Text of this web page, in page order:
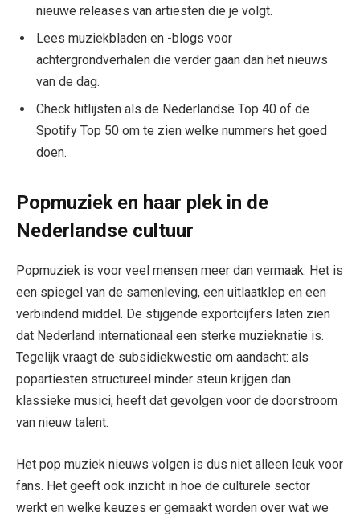
nieuwe releases van artiesten die je volgt.
Lees muziekbladen en -blogs voor
achtergrondverhalen die verder gaan dan het nieuws
van de dag.
Check hitlijsten als de Nederlandse Top 40 of de
Spotify Top 50 om te zien welke nummers het goed
doen.
Popmuziek en haar plek in de
Nederlandse cultuur
Popmuziek is voor veel mensen meer dan vermaak. Het is
een spiegel van de samenleving, een uitlaatklep en een
verbindend middel. De stijgende exportcijfers laten zien
dat Nederland internationaal een sterke muzieknatie is.
Tegelijk vraagt de subsidiekwestie om aandacht: als
popartiesten structureel minder steun krijgen dan
klassieke musici, heeft dat gevolgen voor de doorstroom
van nieuw talent.
Het pop muziek nieuws volgen is dus niet alleen leuk voor
fans. Het geeft ook inzicht in hoe de culturele sector
werkt en welke keuzes er gemaakt worden over wat we